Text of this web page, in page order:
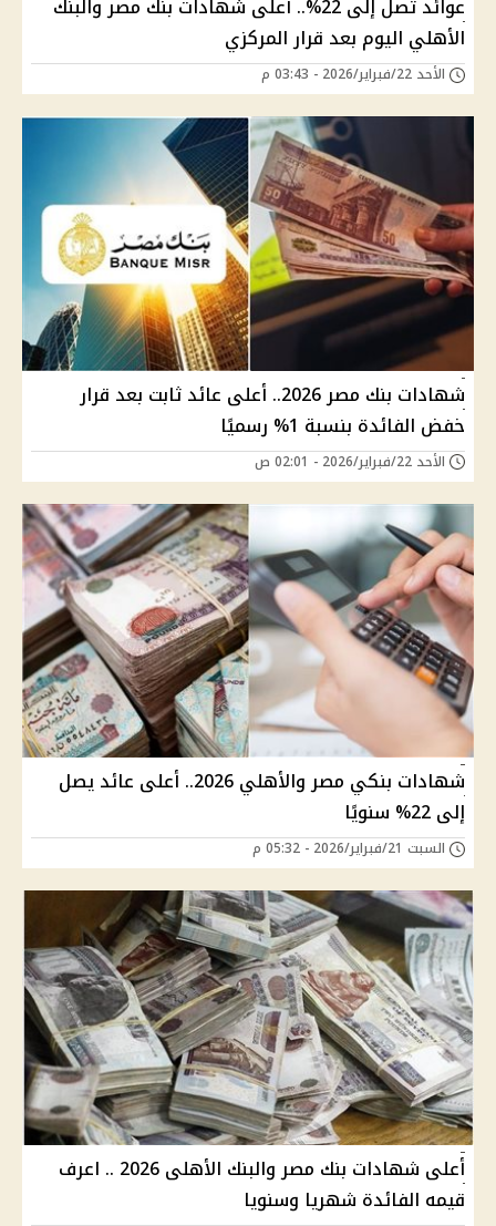
عوائد تصل إلى 22%.. أعلى شهادات بنك مصر والبنك
الأهلي اليوم بعد قرار المركزي
الأحد 22/فبراير/2026 - 03:43 م
شهادات بنك مصر 2026.. أعلى عائد ثابت بعد قرار
خفض الفائدة بنسبة 1% رسميًا
الأحد 22/فبراير/2026 - 02:01 ص
شهادات بنكي مصر والأهلي 2026.. أعلى عائد يصل
إلى 22% سنويًا
السبت 21/فبراير/2026 - 05:32 م
أعلى شهادات بنك مصر والبنك الأهلى 2026 .. اعرف
قيمه الفائدة شهريا وسنويا